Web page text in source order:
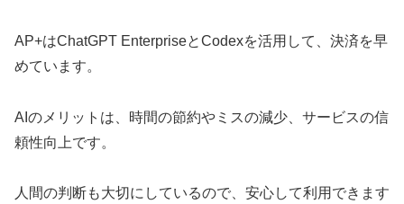
AP+はChatGPT EnterpriseとCodexを活用して、決済を早
めています。
AIのメリットは、時間の節約やミスの減少、サービスの信
頼性向上です。
人間の判断も大切にしているので、安心して利用できます